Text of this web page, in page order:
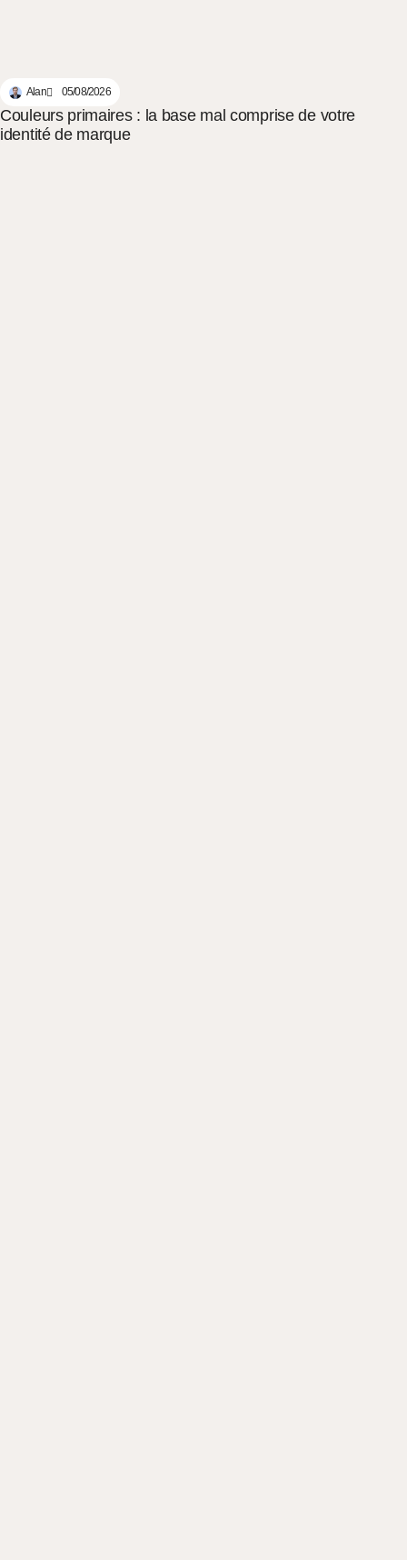
Alan 05/08/2026
Couleurs primaires : la base mal comprise de votre
identité de marque